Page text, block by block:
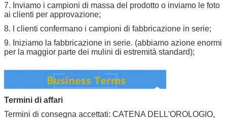
7. Inviamo i campioni di massa del prodotto o inviamo le foto
ai clienti per approvazione;
8. I clienti confermano i campioni di fabbricazione in serie;
9. Iniziamo la fabbricazione in serie. (abbiamo azione enormi
per la maggior parte dei mulini di estremità standard);
Termini di affari
Termini di consegna accettati: CATENA DELL'OROLOGIO,